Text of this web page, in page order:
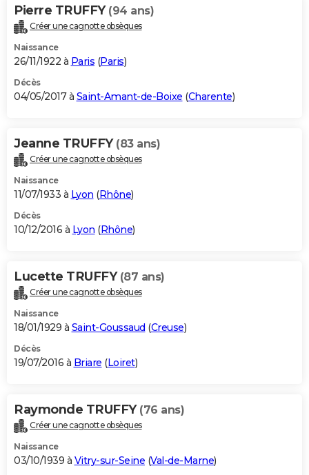
Pierre TRUFFY (94 ans)
Créer une cagnotte obsèques
Naissance
26/11/1922 à Paris (Paris)
Décès
04/05/2017 à Saint-Amant-de-Boixe (Charente)
Jeanne TRUFFY (83 ans)
Créer une cagnotte obsèques
Naissance
11/07/1933 à Lyon (Rhône)
Décès
10/12/2016 à Lyon (Rhône)
Lucette TRUFFY (87 ans)
Créer une cagnotte obsèques
Naissance
18/01/1929 à Saint-Goussaud (Creuse)
Décès
19/07/2016 à Briare (Loiret)
Raymonde TRUFFY (76 ans)
Créer une cagnotte obsèques
Naissance
03/10/1939 à Vitry-sur-Seine (Val-de-Marne)